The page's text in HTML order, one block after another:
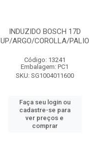
INDUZIDO BOSCH 17D
UP/ARGO/COROLLA/PALIO
Código: 13241
Embalagem: PC1
SKU: SG1004011600
Faça seu login ou
cadastre-se para
ver preços e
comprar